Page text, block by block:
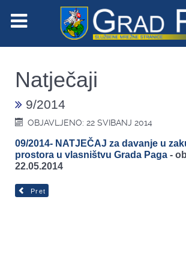
Natječaji
9/2014
OBJAVLJENO: 22 SVIBANJ 2014
09/2014- NATJEČAJ za davanje u
prostora u vlasništvu Grada Paga -
22.05.2014
Pret